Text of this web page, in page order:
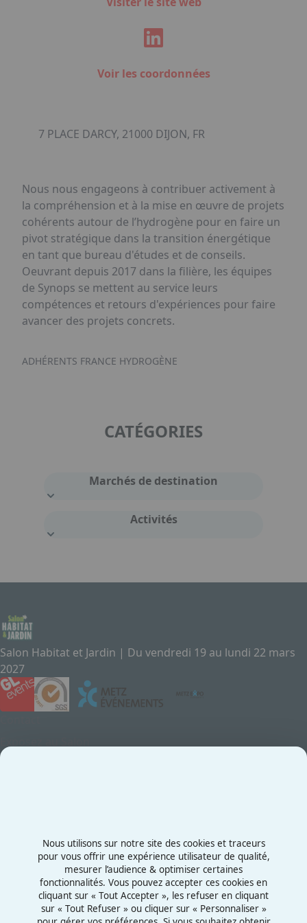
Voir les coordonnées
7 PLACE DARCY, 21000 DIJON, FR
Nous nous engageons à contribuer activement à
la compréhension et à la mise en œuvre de projets
cohérents autour de l’hydrogène pour en faire un
pivot stratégique dans la transition énergétique
en tant que bureau d'études et de conseils.
Oeuvrant depuis 2017 dans la filière, les équipes
de Synops se mettent au service leurs
compétences et retours d'expériences pour faire
avancer des projets concrets.
ADHÉRENTS FRANCE HYDROGÈNE
CATÉGORIES
Marchés de destination
Activités
Salon Habitat et Jardin | Du vendredi 19 au lundi 22 mars
2027
Rue de la Grange aux Bois
57070 - Metz
France
Nous utilisons sur notre site des cookies et traceurs
pour vous offrir une expérience utilisateur de qualité,
mesurer l’audience & optimiser certaines
fonctionnalités. Vous pouvez accepter ces cookies en
cliquant sur « Tout Accepter », les refuser en cliquant
sur « Tout Refuser » ou cliquer sur « Personnaliser »